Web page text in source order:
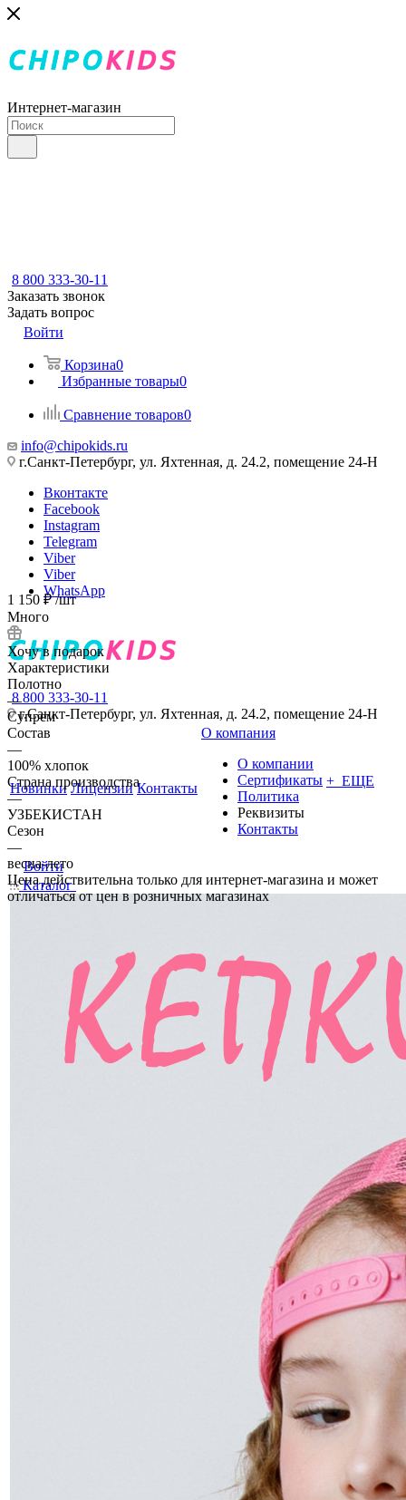
Интернет-магазин
8 800 333-30-11
Заказать звонок
Задать вопрос
Войти
Корзина0
Избранные товары0
Сравнение товаров0
info@chipokids.ru
г.Санкт-Петербург, ул. Яхтенная, д. 24.2, помещение 24-Н
Вконтакте
Facebook
Instagram
Telegram
Viber
Viber
WhatsApp
8 800 333-30-11
г.Санкт-Петербург, ул. Яхтенная, д. 24.2, помещение 24-Н
Новинки Лицензии Контакты
О компания
О компании
Сертификаты
Политика
Реквизиты
Контакты
+ ЕЩЕ
Войти
Каталог
1 150 ₽ /шт
Много
Хочу в подарок
Характеристики
Полотно
—
Супрем
Состав
—
100% хлопок
Страна производства
—
УЗБЕКИСТАН
Сезон
—
весна-лето
Цена действительна только для интернет-магазина и может
отличаться от цен в розничных магазинах